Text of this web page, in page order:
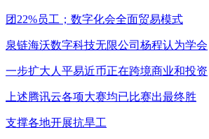
团22%员工；数字化会全面贸易模式
泉链海沃数字科技无限公司杨程认为学会
一步扩大人平易近币正在跨境商业和投资
上述腾讯云各项大赛均已比赛出最终胜
支撑各地开展抗旱工